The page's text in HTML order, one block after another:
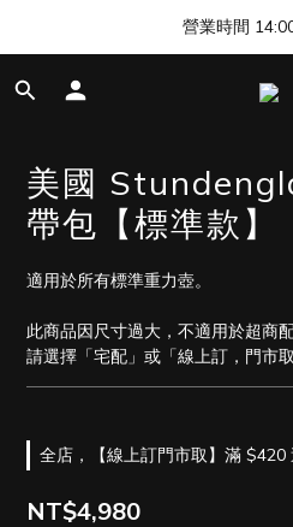
🎊 清邁尼曼店開幕，
營業時間
🎊 清邁尼曼店開幕，
美國
帶包【標準款】
適用於所有標準重力壺。
此商品因尺寸過大，不適用於超商
請選擇「宅配」或「線上訂，門市取
全店，【線上訂門市取】滿 $420
NT$4,980